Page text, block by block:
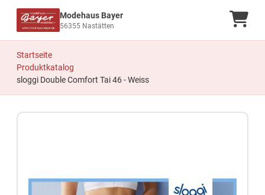
Modehaus Bayer
56355 Nastätten
Startseite
Produktkatalog
sloggi Double Comfort Tai 46 - Weiss